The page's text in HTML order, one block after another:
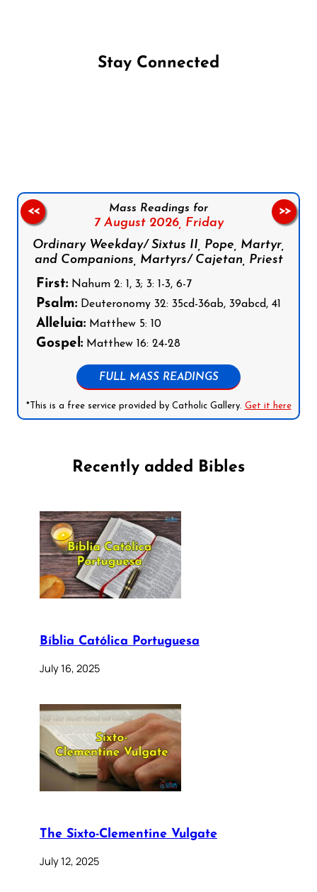
Stay Connected
Mass Readings for
7 August 2026, Friday
Ordinary Weekday/ Sixtus II, Pope, Martyr,
and Companions, Martyrs/ Cajetan, Priest
First: Nahum 2: 1, 3; 3: 1-3, 6-7
Psalm: Deuteronomy 32: 35cd-36ab, 39abcd, 41
Alleluia: Matthew 5: 10
Gospel: Matthew 16: 24-28
FULL MASS READINGS
*This is a free service provided by Catholic Gallery. Get it here
<< >>
Recently added Bibles
Bíblia Católica Portuguesa
July 16, 2025
The Sixto-Clementine Vulgate
July 12, 2025